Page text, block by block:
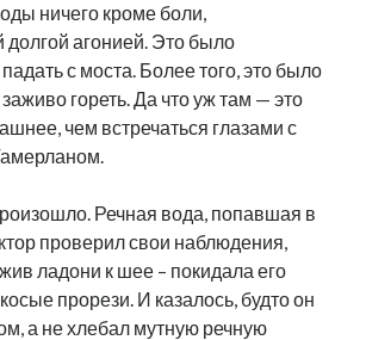
ничего кроме боли,
долгой агонией. Это было
с моста. Более того, это было
гореть. Да что уж там — это
чем встречаться глазами с
Речная вода, попавшая в
проверил свои наблюдения,
ладони к шее – покидала его
прорези. И казалось, будто он
а не хлебал мутную речную